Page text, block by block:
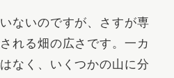
ないのですが、さすが専
れる畑の広さです。一カ
なく、いくつかの山に分